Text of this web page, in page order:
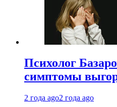
Психолог
симптомы
2 года ago2 года ago